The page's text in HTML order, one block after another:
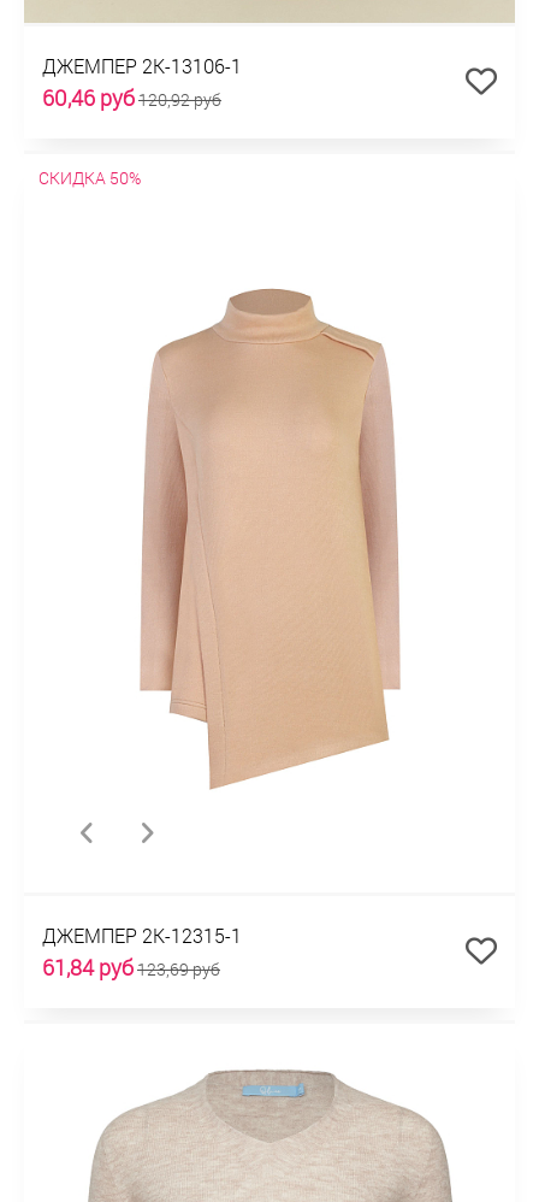
ДЖЕМПЕР 2К-13106-1
60,46 руб120,92 руб
СКИДКА 50%
ДЖЕМПЕР 2К-12315-1
61,84 руб123,69 руб